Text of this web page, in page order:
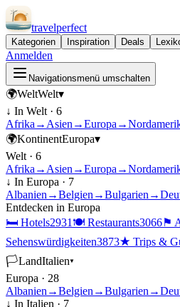
travelperfect
Kategorien Inspiration Deals
Anmelden
Navigationsmenü umschalten
🌍WeltWelt▾
↓ In Welt · 6
Afrika → Asien →Europa →
🌍KontinentEuropa▾
Welt · 6
Afrika → Asien →Europa →
↓ In Europa · 7
Albanien →Belgien →Bulgarien →
Entdecken in Europa
🛏 Hotels2931 🍽 Restaurants3066⚑
Sehenswürdigkeiten3873★ Trips &
🏳LandItalien▾
Europa · 28
Albanien →Belgien →Bulgarien →
↓ In Italien · 7